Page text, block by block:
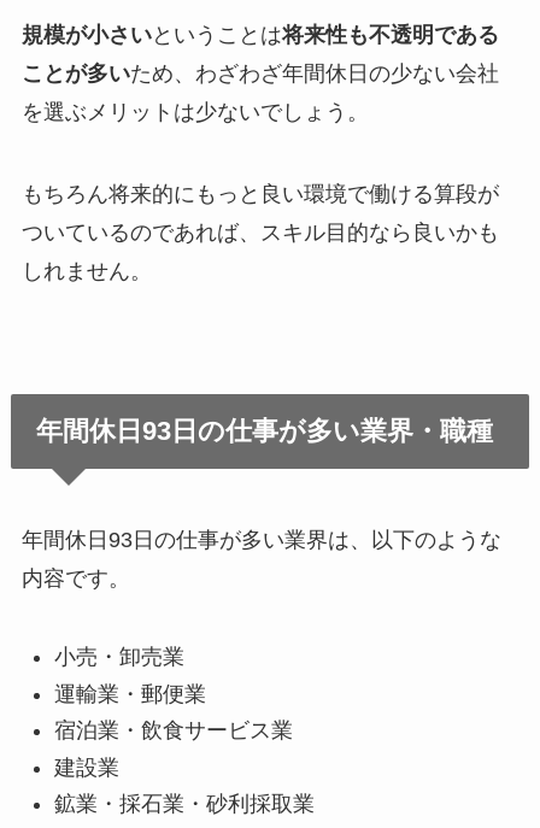
規模が小さいということは将来性も不透明である
ことが多いため、わざわざ年間休日の少ない会社
を選ぶメリットは少ないでしょう。
もちろん将来的にもっと良い環境で働ける算段が
ついているのであれば、スキル目的なら良いかも
しれません。
年間休日93日の仕事が多い業界・職種
年間休日93日の仕事が多い業界は、以下のような
内容です。
小売・卸売業
運輸業・郵便業
宿泊業・飲食サービス業
建設業
鉱業・採石業・砂利採取業